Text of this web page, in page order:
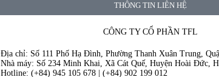
THÔNG TIN LIÊN HỆ
CÔNG TY CỔ PHẦN TFL
Địa chỉ: Số 111 Phố Hạ Đình, Phường Thanh Xuân Trung,
Nhà máy: Số 234 Minh Khai, Xã Cát Quế, Huyện Hoài Đức,
Hotline: (+84) 945 105 678 | (+84) 902 199 012